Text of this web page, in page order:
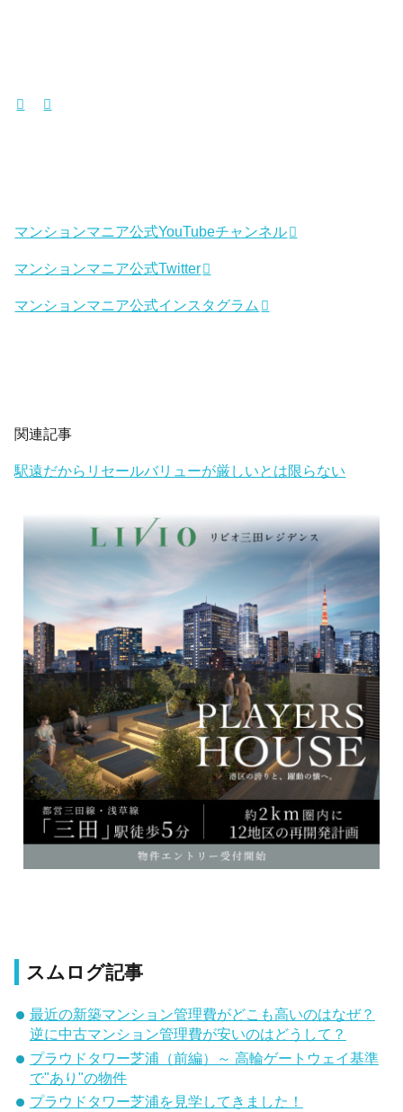
マンションマニア公式YouTubeチャンネル
マンションマニア公式Twitter
マンションマニア公式インスタグラム
関連記事
駅遠だからリセールバリューが厳しいとは限らない
スムログ記事
最近の新築マンション管理費がどこも高いのはなぜ？
逆に中古マンション管理費が安いのはどうして？
プラウドタワー芝浦（前編）～ 高輪ゲートウェイ基準
で"あり"の物件
プラウドタワー芝浦を見学してきました！